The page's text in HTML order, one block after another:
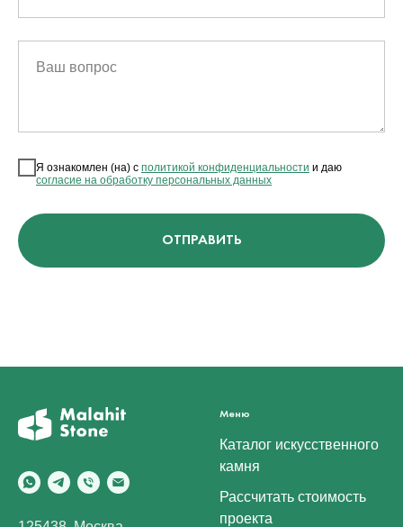
Ваш вопрос
Я ознакомлен (на) с политикой конфиденциальности и даю
согласие на обработку персональных данных
ОТПРАВИТЬ
Меню
Каталог искусственного
камня
Рассчитать стоимость
проекта